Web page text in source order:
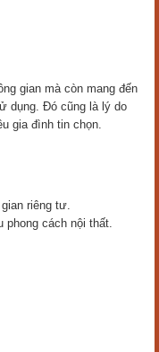
gian mà còn mang đến
dụng. Đó cũng là lý do
gia đình tin chọn.
riêng tư.
phong cách nội thất.